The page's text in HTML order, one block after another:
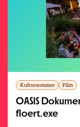
Kultursommer Film
OASIS
floert.exe